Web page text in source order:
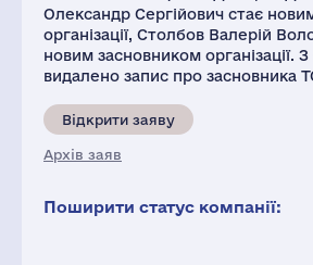
Олександр Сергійович стає
організації, Столбов Валерій
новим засновником організації.
видалено запис про засновника
Відкрити заяву
Архів заяв
Поширити статус компанії: